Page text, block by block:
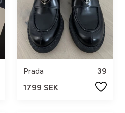
Prada
39
1799 SEK